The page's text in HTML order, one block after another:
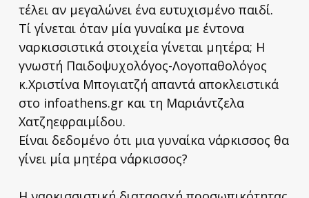
τέλει αν μεγαλώνει ένα ευτυχισμένο παιδί.
Τί γίνεται όταν μία γυναίκα με έντονα
ναρκισσιστικά στοιχεία γίνεται μητέρα; Η
γνωστή Παιδοψυχολόγος-Λογοπαθολόγος
κ.Χριστίνα Μπογιατζή απαντά αποκλειστικά
στο infoathens.gr και τη Μαριάντζελα
Χατζηεφραιμίδου.
Είναι δεδομένο ότι μια γυναίκα νάρκισσος θα
γίνει μία μητέρα νάρκισσος?